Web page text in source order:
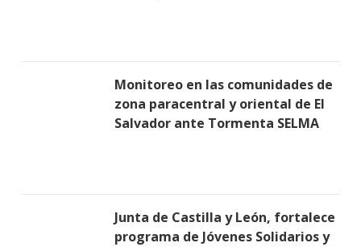
Monitoreo en las comunidades de
zona paracentral y oriental de El
Salvador ante Tormenta SELMA
Junta de Castilla y León, fortalece
programa de Jóvenes Solidarios y